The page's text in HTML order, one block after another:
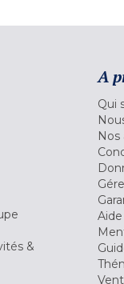
&
A
Qui
Nos